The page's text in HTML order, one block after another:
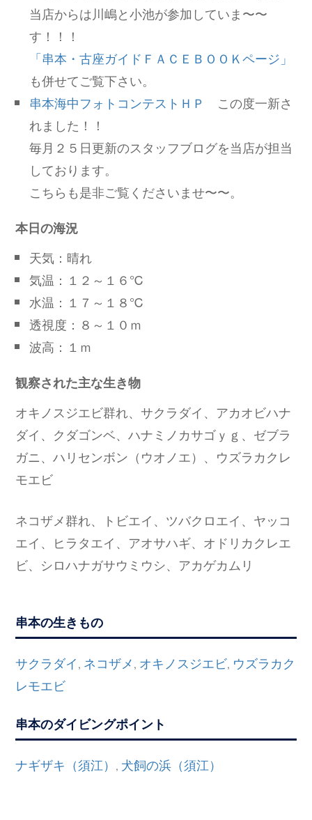
当店からは川嶋と小池が参加していま〜〜
す！！！
「串本・古座ガイドＦＡＣＥＢＯＯＫページ」
も併せてご覧下さい。
串本海中フォトコンテストＨＰ
この度一新さ
れました！！
毎月２５日更新のスタッフブログを当店が担当
しております。
こちらも是非ご覧くださいませ〜〜。
本日の海況
天気：晴れ
気温：１２～１６℃
水温：１７～１８℃
透視度：８～１０ｍ
波高：１ｍ
観察された主な生き物
オキノスジエビ群れ、サクラダイ、アカオビハナ
ダイ、クダゴンベ、ハナミノカサゴｙｇ、ゼブラ
ガニ、ハリセンボン（ウオノエ）、ウズラカクレ
モエビ
ネコザメ群れ、トビエイ、ツバクロエイ、ヤッコ
エイ、ヒラタエイ、アオサハギ、オドリカクレエ
ビ、シロハナガサウミウシ、アカゲカムリ
串本の生きもの
サクラダイ , ネコザメ , オキノスジエビ, ウズラカク
レモエビ
串本のダイビングポイント
ナギザキ（須江） , 犬飼の浜（須江）